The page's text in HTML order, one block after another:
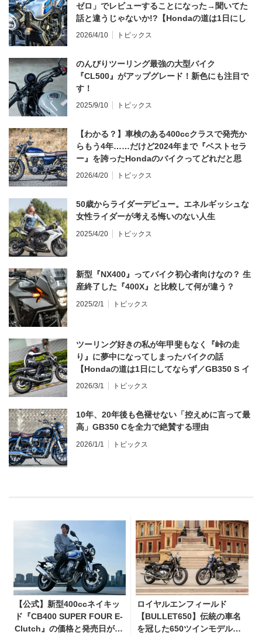
ゼロ」でレビューすることになった→聞いてた
話と違うじゃないか!?【Hondaの道は1日にし
てならず／CB1000F ①第一印象 編】
2026/4/10 トピックス
のんびりツーリング最強の大型バイク
『CL500』がアップグレード！新色にも注目で
す！
2025/9/10 トピックス
【わかる？】車検のある400ccクラスで発売か
らもう4年……だけど2024年まで『ベストセラ
ー』を誇ったHondaのバイクってどれだと思
う？
2026/4/20 トピックス
50歳からライダーデビュー。エネルギッシュな
女性ライダーが考える悔いのない人生
2025/4/20 トピックス
新型『NX400』ってバイク初心者向けなの？ 生
産終了した『400X』と比較して何が違う？
2025/2/1 トピックス
ツーリング好きの私が年甲斐もなく『峠の走
り』に夢中になってしまったバイクの話
【Hondaの道は1日にしてならず／GB350 S イ
ンプレ・レビュー 前編】
2026/3/1 トピックス
10年、20年後も色褪せない「控えめに言って最
高」GB350 Cを全力で絶賛する理由
2026/1/1 トピックス
【公式】新型400ccネイキッ
ド『CB400 SUPER FOUR E-
Clutch』の価格と発売日が決
ロイヤルエンフィールド
【BULLET650】伝統の車名
を冠した650ツインモデルが